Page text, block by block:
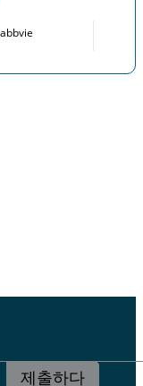
제출하다